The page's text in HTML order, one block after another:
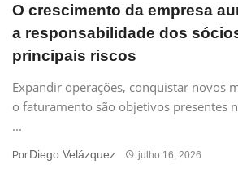
O crescimento da empresa
a responsabilidade dos
principais riscos
Expandir operações, conquistar novos
o faturamento são objetivos presentes
...
Por Diego Velázquez julho 16, 2026